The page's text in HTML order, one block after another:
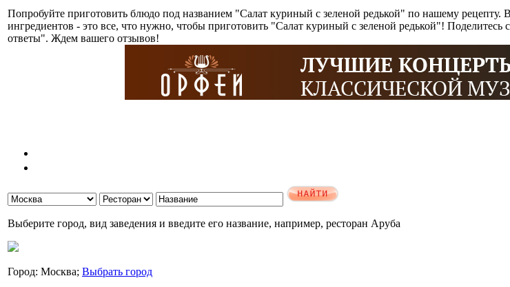
Попробуйте приготовить блюдо под названием "Салат куриный с зеленой редькой" по нашему
ингредиентов - это все, что нужно, чтобы приготовить "Салат куриный с зеленой редькой"!
ответы". Ждем вашего отзывов!
Выберите город, вид заведения и введите его название, например, ресторан Аруба
Город: Москва; Выбрать город